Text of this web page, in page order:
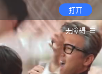
打开
无障碍